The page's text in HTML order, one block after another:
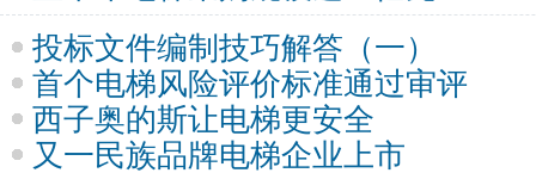
投标文件编制技巧解答（一）
首个电梯风险评价标准通过审评
西子奥的斯让电梯更安全
又一民族品牌电梯企业上市